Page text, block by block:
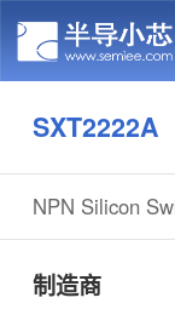
SXT2222A
NPN Silicon
制造商